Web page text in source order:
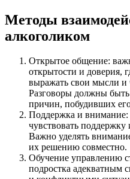
Методы
алкоголиком
Открытое общение:
открытости и доверия,
выражать свои мысли и
Разговоры должны
причин, побудивших
Поддержка и внимание:
чувствовать поддержку
Важно уделять
их решению совместно.
Обучение управлению
подростка адекватным